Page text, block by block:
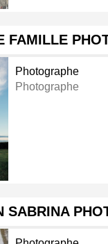
FAMILLE
Photographe
Photographe
SABRINA